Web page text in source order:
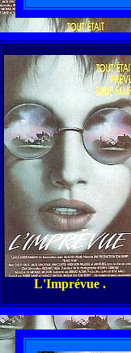
L'Imprévue .